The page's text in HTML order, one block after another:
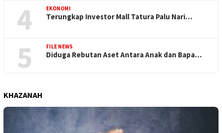
4 EKONOMI
Terungkap Investor Mall Tatura Palu Nari…
5 FILE NEWS
Diduga Rebutan Aset Antara Anak dan Bapa…
KHAZANAH